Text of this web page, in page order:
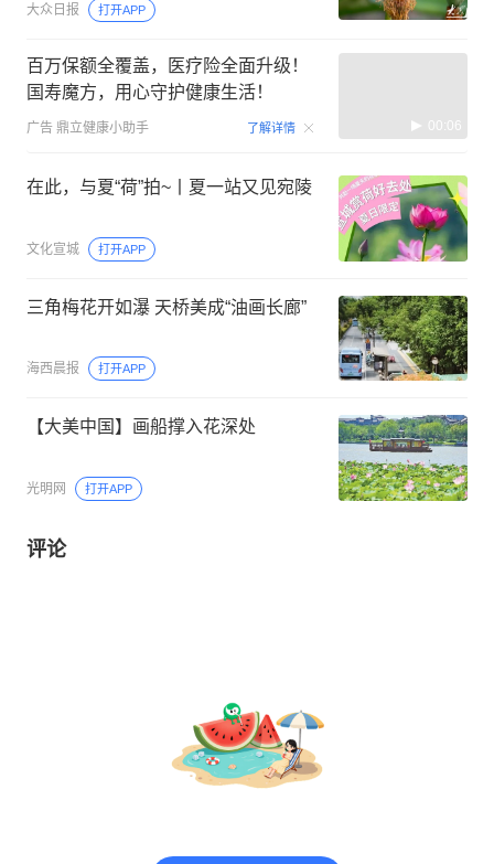
大众日报 打开APP
百万保额全覆盖，医疗险全面升级！
国寿魔方，用心守护健康生活！
广告 鼎立健康小助手 了解详情 00:06
在此，与夏“荷”拍~丨夏一站又见宛陵
文化宣城 打开APP
三角梅花开如瀑 天桥美成“油画长廊”
海西晨报 打开APP
【大美中国】画船撑入花深处
光明网 打开APP
评论